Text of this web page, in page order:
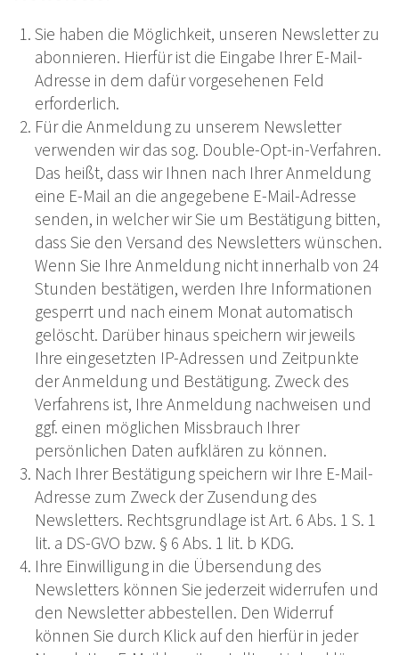
Sie haben die Möglichkeit, unseren Newsletter zu
abonnieren. Hierfür ist die Eingabe Ihrer E-Mail-
Adresse in dem dafür vorgesehenen Feld
erforderlich.
Für die Anmeldung zu unserem Newsletter
verwenden wir das sog. Double-Opt-in-Verfahren.
Das heißt, dass wir Ihnen nach Ihrer Anmeldung
eine E-Mail an die angegebene E-Mail-Adresse
senden, in welcher wir Sie um Bestätigung bitten,
dass Sie den Versand des Newsletters wünschen.
Wenn Sie Ihre Anmeldung nicht innerhalb von 24
Stunden bestätigen, werden Ihre Informationen
gesperrt und nach einem Monat automatisch
gelöscht. Darüber hinaus speichern wir jeweils
Ihre eingesetzten IP-Adressen und Zeitpunkte
der Anmeldung und Bestätigung. Zweck des
Verfahrens ist, Ihre Anmeldung nachweisen und
ggf. einen möglichen Missbrauch Ihrer
persönlichen Daten aufklären zu können.
Nach Ihrer Bestätigung speichern wir Ihre E-Mail-
Adresse zum Zweck der Zusendung des
Newsletters. Rechtsgrundlage ist Art. 6 Abs. 1 S. 1
lit. a DS-GVO bzw. § 6 Abs. 1 lit. b KDG.
Ihre Einwilligung in die Übersendung des
Newsletters können Sie jederzeit widerrufen und
den Newsletter abbestellen. Den Widerruf
können Sie durch Klick auf den hierfür in jeder